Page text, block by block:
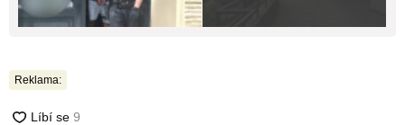
Reklama: